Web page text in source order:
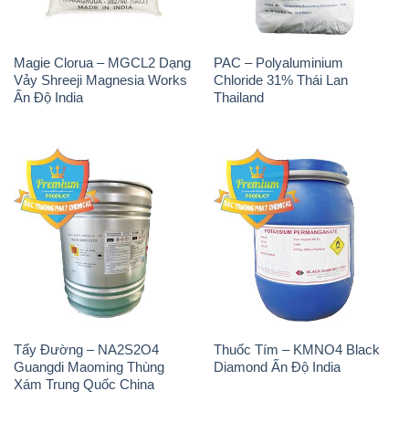
Tẩy Đường – NA2S2O4
Guangdi Maoming Thùng
Xám Trung Quốc China
Thuốc Tím – KMNO4 Black
Diamond Ấn Độ India